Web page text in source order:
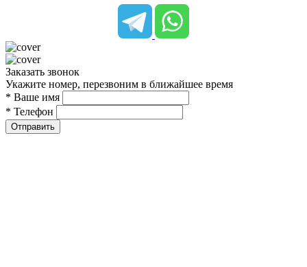
Заказать звонок
Укажите номер, перезвоним в ближайшее время
* Ваше имя
* Телефон
Отправить